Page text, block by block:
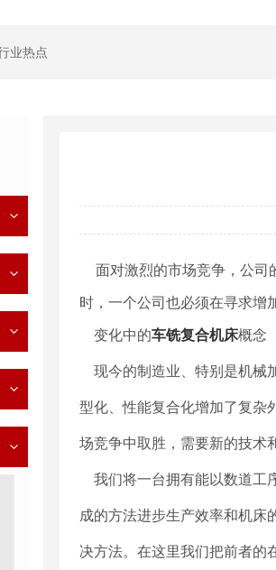
业热点
面对激烈的市场竞争，公司
时，一个公司也必须在寻求增
变化中的车铣复合机床概念
现今的制造业、特别是机械
型化、性能复合化增加了复杂
场竞争中取胜，需要新的技术
我们将一台拥有能以数道工
成的方法进步生产效率和机床
决方法。在这里我们把前者的